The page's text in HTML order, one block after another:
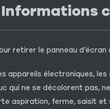
Informations
retirer le panneau d’écran
appareils électroniques,
ne se décolorent pas,
aspiration, ferme, saisit